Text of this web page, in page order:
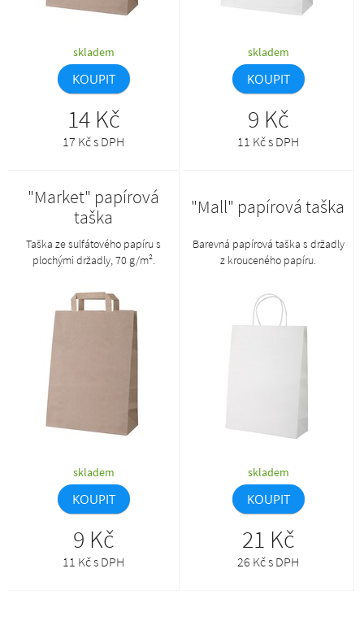
skladem
KOUPIT
14 Kč
17 Kč s DPH
skladem
KOUPIT
9 Kč
11 Kč s DPH
"Market" papírová
taška
Taška ze sulfátového papíru s
plochými držadly, 70 g/m².
skladem
KOUPIT
9 Kč
11 Kč s DPH
"Mall" papírová taška
Barevná papírová taška s držadly
z krouceného papíru.
skladem
KOUPIT
21 Kč
26 Kč s DPH